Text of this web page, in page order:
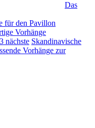
Das
für den Pavillon
Vorhänge
nächste Skandinavische
Vorhänge zur